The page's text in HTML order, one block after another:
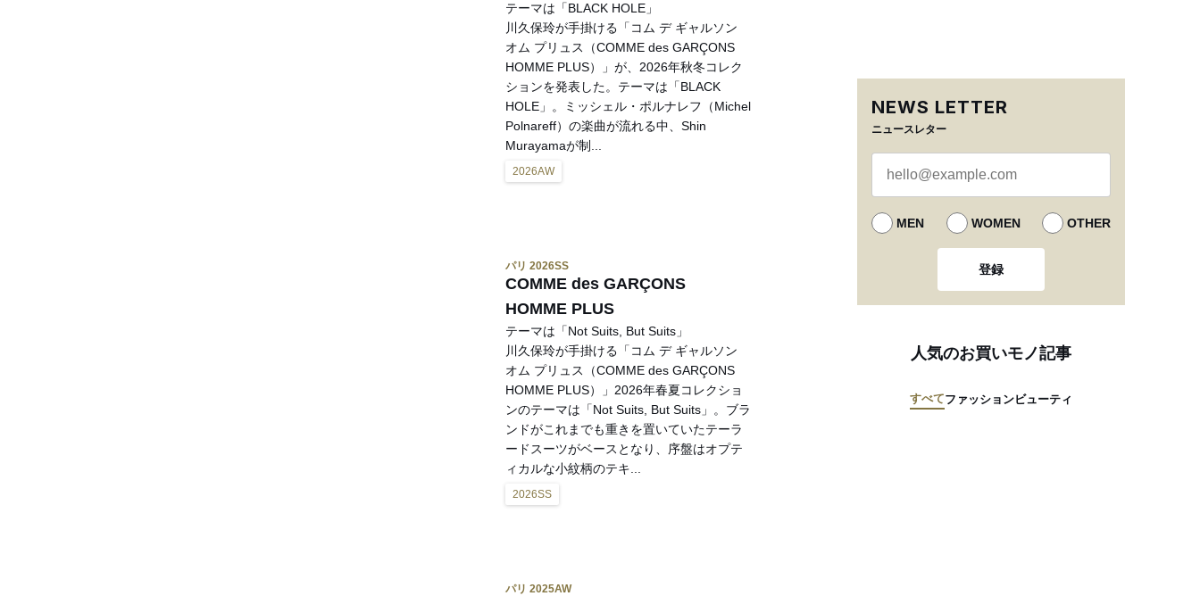
テーマは「BLACK HOLE」
川久保玲が手掛ける「コム デ ギャルソン
オム プリュス（COMME des GARÇONS
HOMME PLUS）」が、2026年秋冬コレク
ションを発表した。テーマは「BLACK
HOLE」。ミッシェル・ポルナレフ（Michel
Polnareff）の楽曲が流れる中、Shin
Murayamaが制...
2026AW
パリ 2026SS
COMME des GARÇONS
HOMME PLUS
テーマは「Not Suits, But Suits」
川久保玲が手掛ける「コム デ ギャルソン
オム プリュス（COMME des GARÇONS
HOMME PLUS）」2026年春夏コレクショ
ンのテーマは「Not Suits, But Suits」。ブラ
ンドがこれまでも重きを置いていたテーラ
ードスーツがベースとなり、序盤はオプテ
ィカルな小紋柄のテキ...
2026SS
パリ 2025AW
NEWS LETTER
ニュースレター
MEN WOMEN OTHER
登録
人気のお買いモノ記事
すべてファッションビューティ